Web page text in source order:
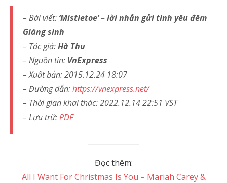
– Bài viết: ‘Mistletoe’ – lời nhắn gửi tình yêu đêm
Giáng sinh
– Tác giả:Hà Thu
– Nguồn tin: VnExpress
– Xuất bản: 2015.12.24 18:07
– Đường dẫn:https://vnexpress.net/
– Thời gian khai thác: 2022.12.14 22:51 VST
– Lưu trữ:PDF
Đọc thêm:
All I Want For Christmas Is You – Mariah Carey &